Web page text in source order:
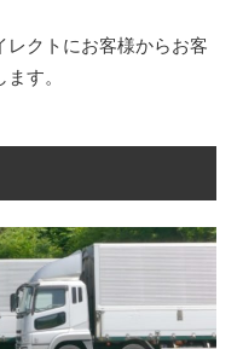
クトにお客様からお客
す。